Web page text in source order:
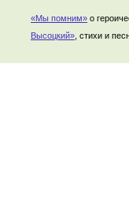
«Мы помним» о
Высоцкий» , стихи и